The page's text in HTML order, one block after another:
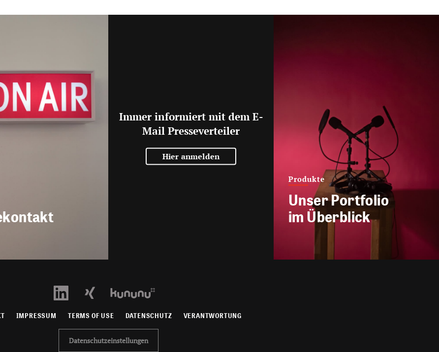
Immer informiert mit dem E-
Mail Presseverteiler
Hier anmelden
Produkte
Unser Portfolio
im Überblick
IMPRESSUM TERMS OF USE DATENSCHUTZ VERANTWORTUNG
Datenschutzeinstellungen